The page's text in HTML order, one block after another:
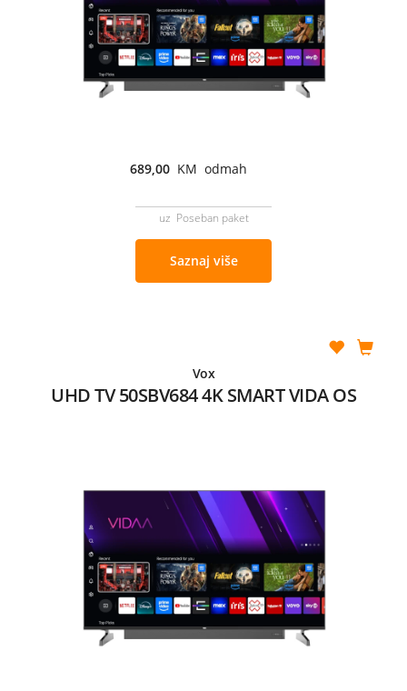
689,00 KM odmah
uz Poseban paket
Saznaj više
Vox
UHD TV 50SBV684 4K SMART VIDA OS